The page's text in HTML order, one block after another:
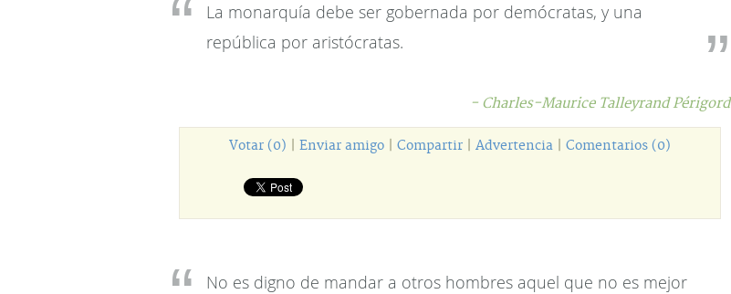
La monarquía debe ser gobernada por demócratas, y una
república por aristócratas.
- Charles-Maurice Talleyrand Périgord
Votar (0) Enviar amigo Compartir Advertencia Comentarios (0)
No es digno de mandar a otros hombres aquel que no es mejor